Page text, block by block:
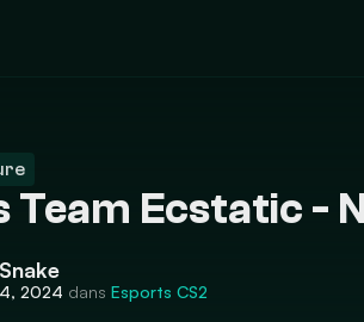
Team Ecstatic -
2024 dans Esports CS2